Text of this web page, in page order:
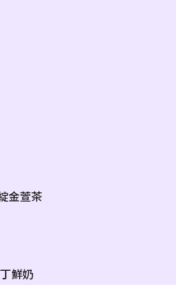
金萱茶
鮮奶